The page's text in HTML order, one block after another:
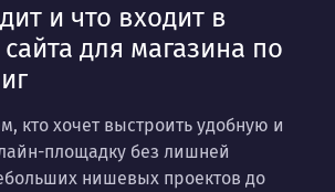
и что входит в
для магазина по
кто хочет выстроить удобную и
площадку без лишней
нишевых проектов до